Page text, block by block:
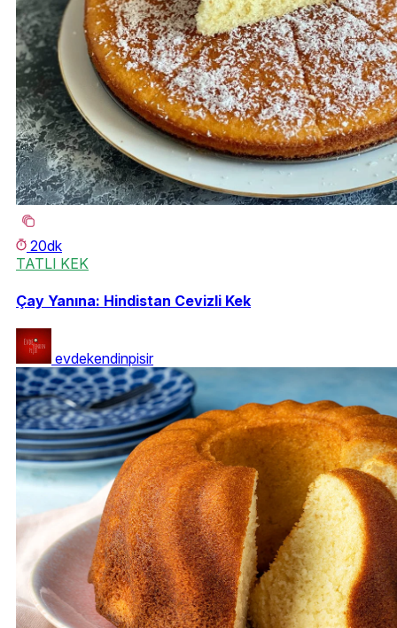
20dk
TATLI KEK
Çay Yanına: Hindistan Cevizli Kek
evdekendinpisir